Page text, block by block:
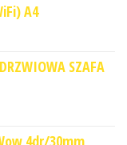
A4
SZAFA
4dr/30mm